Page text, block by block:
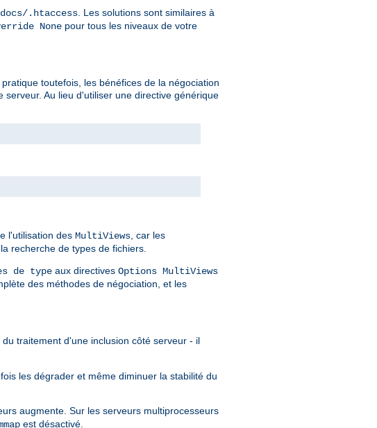
.htaccess . Les solutions sont similaires à
None pour tous les niveaux de votre
toutefois, les bénéfices de la négociation
Au lieu d'utiliser une directive générique
l'utilisation des MultiViews , car les
recherche de types de fichiers.
de type aux directives Options MultiViews
des méthodes de négociation, et les
traitement d'une inclusion côté serveur - il
les dégrader et même diminuer la stabilité du
augmente. Sur les serveurs multiprocesseurs
est désactivé.